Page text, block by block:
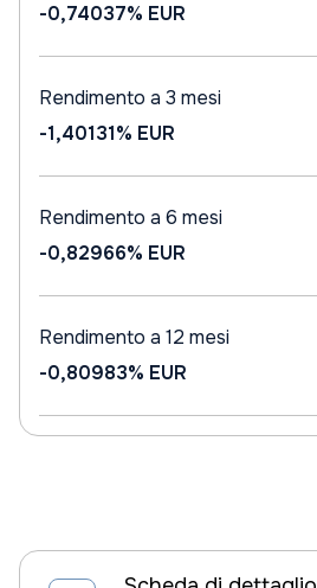
-0,74037% EUR
Rendimento a 3 mesi
-1,40131% EUR
Rendimento a 6 mesi
-0,82966% EUR
Rendimento a 12 mesi
-0,80983% EUR